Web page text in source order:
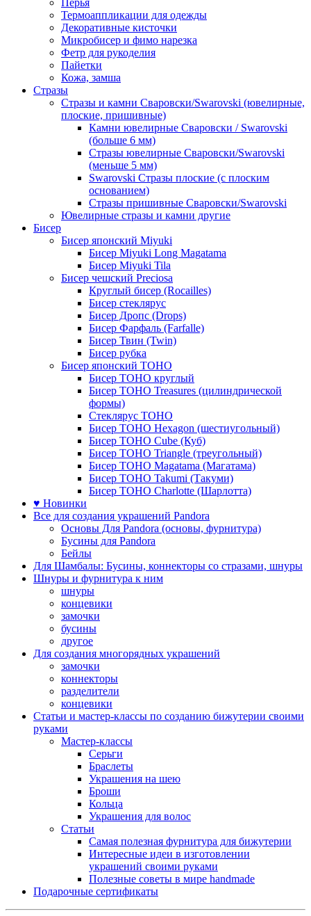
Перья
Термоаппликации для одежды
Декоративные кисточки
Микробисер и фимо нарезка
Фетр для рукоделия
Пайетки
Кожа, замша
Стразы
Стразы и камни Сваровски/Swarovski (ювелирные,
плоские, пришивные)
Камни ювелирные Сваровски / Swarovski
(больше 6 мм)
Стразы ювелирные Сваровски/Swarovski
(меньше 5 мм)
Swarovski Стразы плоские (с плоским
основанием)
Стразы пришивные Сваровски/Swarovski
Ювелирные стразы и камни другие
Бисер
Бисер японский Miyuki
Бисер Miyuki Long Magatama
Бисер Miyuki Tila
Бисер чешский Preciosa
Круглый бисер (Rocailles)
Бисер стеклярус
Бисер Дропс (Drops)
Бисер Фарфаль (Farfalle)
Бисер Твин (Twin)
Бисер рубка
Бисер японский TOHO
Бисер TOHO круглый
Бисер TOHO Treasures (цилиндрической
формы)
Стеклярус TOHO
Бисер TOHO Hexagon (шестиугольный)
Бисер TOHO Cube (Куб)
Бисер TOHO Triangle (треугольный)
Бисер TOHO Magatama (Магатама)
Бисер TOHO Takumi (Такуми)
Бисер TOHO Charlotte (Шарлотта)
♥ Новинки
Все для создания украшений Pandora
Основы Для Pandora (основы, фурнитура)
Бусины для Pandora
Бейлы
Для Шамбалы: Бусины, коннекторы со стразами, шнуры
Шнуры и фурнитура к ним
шнуры
концевики
замочки
бусины
другое
Для создания многорядных украшений
замочки
коннекторы
разделители
концевики
Статьи и мастер-классы по созданию бижутерии своими
руками
Мастер-классы
Серьги
Браслеты
Украшения на шею
Броши
Кольца
Украшения для волос
Статьи
Самая полезная фурнитура для бижутерии
Интересные идеи в изготовлении
украшений своими руками
Полезные советы в мире handmade
Подарочные сертификаты